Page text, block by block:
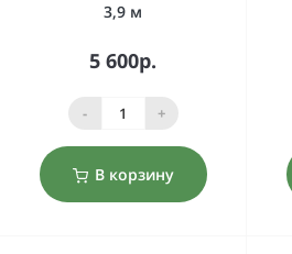
3,9 м
5 600р.
- +
В корзину